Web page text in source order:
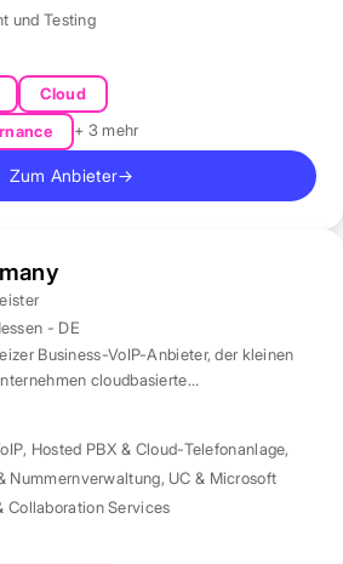
und Testing
Cloud
+ 3 mehr
Zum Anbieter→
- DE
Business-VoIP-Anbieter, der kleinen
cloudbasierte
, Hosted PBX & Cloud-Telefonanlage,
Nummernverwaltung, UC & Microsoft
Collaboration Services